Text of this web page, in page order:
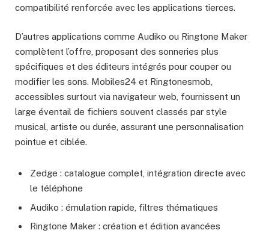
compatibilité renforcée avec les applications tierces.
D’autres applications comme Audiko ou Ringtone Maker
complètent l’offre, proposant des sonneries plus
spécifiques et des éditeurs intégrés pour couper ou
modifier les sons. Mobiles24 et Ringtonesmob,
accessibles surtout via navigateur web, fournissent un
large éventail de fichiers souvent classés par style
musical, artiste ou durée, assurant une personnalisation
pointue et ciblée.
Zedge : catalogue complet, intégration directe avec
le téléphone
Audiko : émulation rapide, filtres thématiques
Ringtone Maker : création et édition avancées